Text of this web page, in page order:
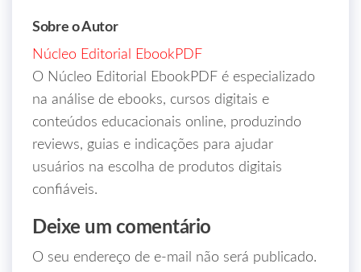
Sobre o Autor
Núcleo Editorial EbookPDF
O Núcleo Editorial EbookPDF é especializado
na análise de ebooks, cursos digitais e
conteúdos educacionais online, produzindo
reviews, guias e indicações para ajudar
usuários na escolha de produtos digitais
confiáveis.
Deixe um comentário
O seu endereço de e-mail não será publicado.